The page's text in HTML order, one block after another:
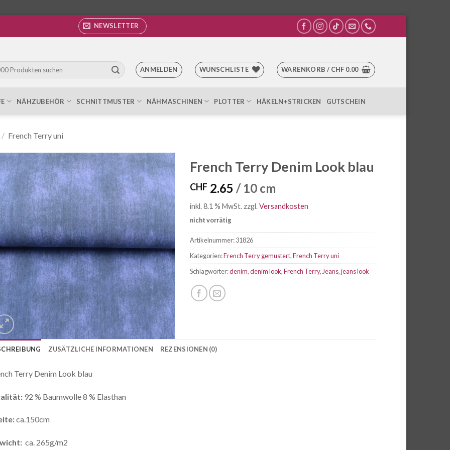
NEWSLETTER
ANMELDEN WUNSCHLISTE WARENKORB / CHF 0.00
NÄHZUBEHÖR SCHNITTMUSTER NÄHMASCHINEN PLOTTER HÄKELN+STRICKEN GUTSCHEIN
/ French Terry uni
Auf die
Wunschliste
French Terry Denim Look blau
CHF 2.65 / 10 cm
inkl. 8.1 % MwSt. zzgl.Versandkosten
nicht vorrätig
Artikelnummer:31826
Kategorien:French Terry gemustert,French Terry uni
Schlagwörter:denim,denim look,French Terry, Jeans,jeans look
ZUSÄTZLICHE INFORMATIONEN REZENSIONEN (0)
Terry Denim Look blau
92 % Baumwolle 8 % Elasthan
ca.150cm
ca. 265g/m2